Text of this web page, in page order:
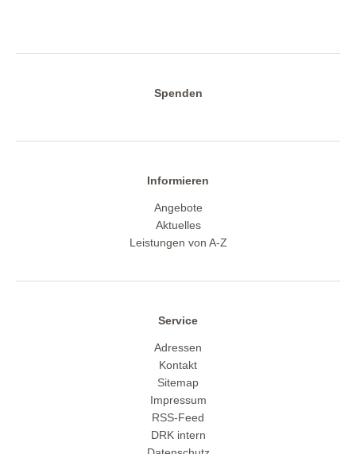
Spenden
Informieren
Angebote
Aktuelles
Leistungen von A-Z
Service
Adressen
Kontakt
Sitemap
Impressum
RSS-Feed
DRK intern